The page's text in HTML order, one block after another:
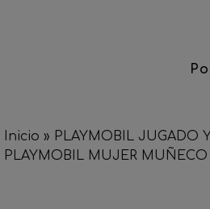
Inicio » PLAYMOBIL JUGADO
PLAYMOBIL MUJER